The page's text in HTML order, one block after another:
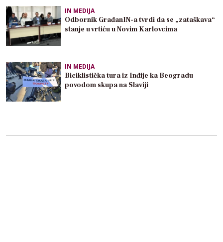
IN MEDIJA
Odbornik GrađanIN-a tvrdi da se „zataškava“
stanje u vrtiću u Novim Karlovcima
IN MEDIJA
Biciklistička tura iz Inđije ka Beogradu
povodom skupa na Slaviji